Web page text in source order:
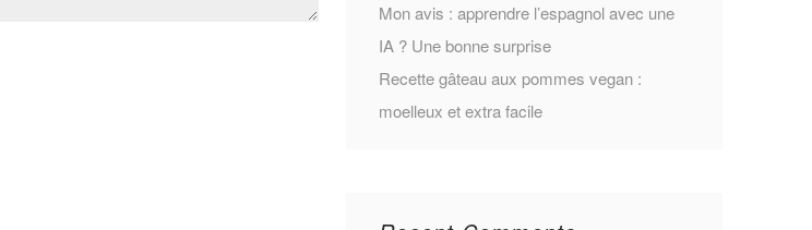
Mon avis : apprendre l’espagnol avec une
IA ? Une bonne surprise
Recette gâteau aux pommes vegan :
moelleux et extra facile